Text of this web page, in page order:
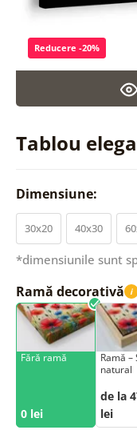
Tablou
Reducere -20%
Dimensiune:
30x20 40x30
*dimensiunile sunt
Ramă decorativă i
Fără ramă
0 lei
Ramă –
natural
de la
lei